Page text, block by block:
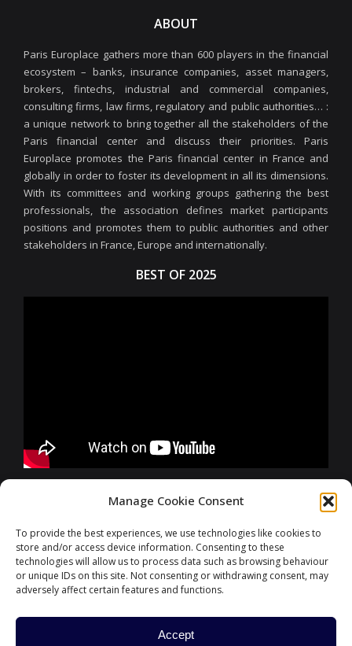
Manage Cookie Consent
To provide the best experiences, we use technologies like cookies to
store and/or access device information. Consenting to these
technologies will allow us to process data such as browsing behaviour
or unique IDs on this site. Not consenting or withdrawing consent, may
adversely affect certain features and functions.
Accept
ABOUT
Paris Europlace gathers more than 600 players in the financial
ecosystem – banks, insurance companies, asset managers,
brokers, fintechs, industrial and commercial companies,
consulting firms, law firms, regulatory and public authorities… :
a unique network to bring together all the stakeholders of the
Paris financial center and discuss their priorities. Paris
Europlace promotes the Paris financial center in France and
globally in order to foster its development in all its dimensions.
With its committees and working groups gathering the best
professionals, the association defines market participants
positions and promotes them to public authorities and other
stakeholders in France, Europe and internationally.
BEST OF 2025
CONTACT